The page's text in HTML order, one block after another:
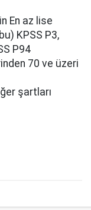
En az lise
KPSS P3,
P94
70 ve üzeri
şartları